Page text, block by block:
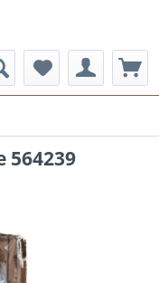
564239